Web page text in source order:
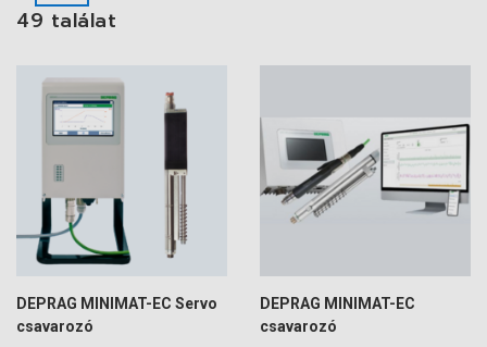
49 találat
DEPRAG MINIMAT-EC Servo
csavarozó
DEPRAG MINIMAT-EC
csavarozó